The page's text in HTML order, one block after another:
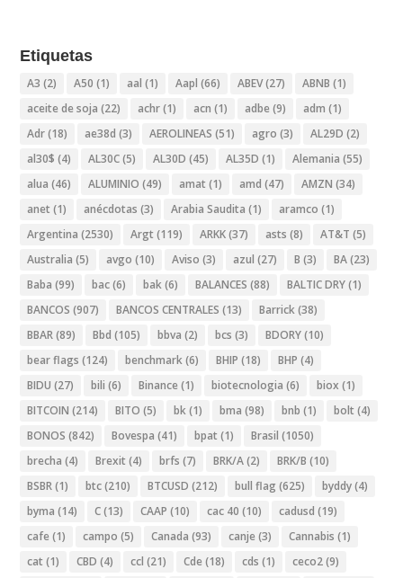
Etiquetas
A3 (2) A50 (1) aal (1) Aapl (66) ABEV(27) ABNB (1)
aceite de soja (22) achr(1) acn (1) adbe (9) adm (1)
Adr(18) ae38d (3) AEROLINEAS (51) agro (3) AL29D (2)
al30$ (4) AL30C(5) AL30D (45) AL35D (1) Alemania (55)
alua (46) ALUMINIO (49) amat (1) amd (47) AMZN (34)
anet (1) anécdotas (3) Arabia Saudita (1) aramco (1)
Argentina (2530) Argt (119) ARKK(37) asts (8) AT&T (5)
Australia (5) avgo (10) Aviso (3) azul (27) B (3) BA(23)
Baba (99) bac(6) bak(6) BALANCES (88) BALTIC DRY(1)
BANCOS (907) BANCOS CENTRALES (13) Barrick(38)
BBAR(89) Bbd (105) bbva (2) bcs (3) BDORY(10)
bear flags (124) benchmark(6) BHIP (18) BHP (4)
BIDU (27) bili (6) Binance (1) biotecnologia (6) biox (1)
BITCOIN (214) BITO (5) bk(1) bma (98) bnb (1) bolt (4)
BONOS (842) Bovespa (41) bpat (1) Brasil (1050)
brecha (4) Brexit (4) brfs (7) BRK/A(2) BRK/B (10)
BSBR(1) btc(210) BTCUSD (212) bull flag (625) byddy(4)
byma (14) C(13) CAAP (10) cac 40 (10) cadusd (19)
cafe (1) campo (5) Canada (93) canje (3) Cannabis (1)
cat (1) CBD (4) ccl (21) Cde (18) cds (1) ceco2(9)